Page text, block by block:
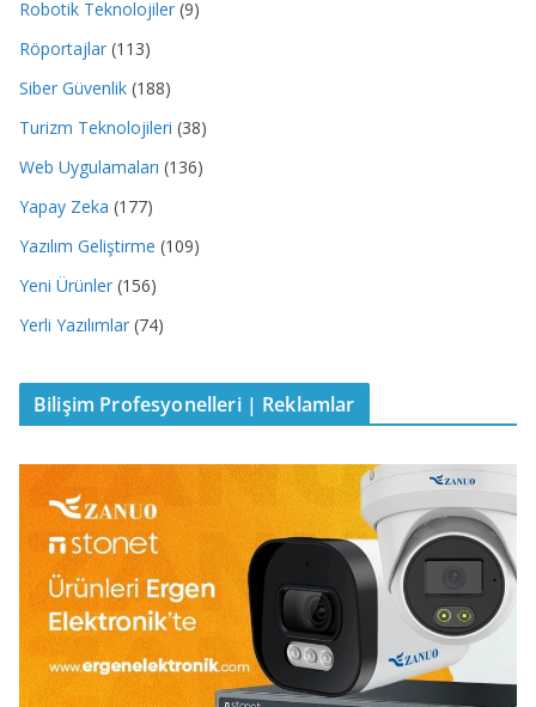
Robotik Teknolojiler (9)
Röportajlar (113)
Siber Güvenlik (188)
Turizm Teknolojileri (38)
Web Uygulamaları (136)
Yapay Zeka (177)
Yazılım Geliştirme (109)
Yeni Ürünler (156)
Yerli Yazılımlar (74)
Bilişim Profesyonelleri | Reklamlar